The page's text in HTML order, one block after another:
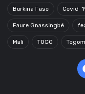
Burkina Faso Covid-
Faure Gnassingbé
Mali TOGO